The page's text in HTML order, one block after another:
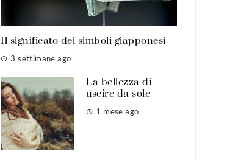
Il significato dei simboli giapponesi
3 settimane ago
La bellezza di
uscire da sole
1 mese ago